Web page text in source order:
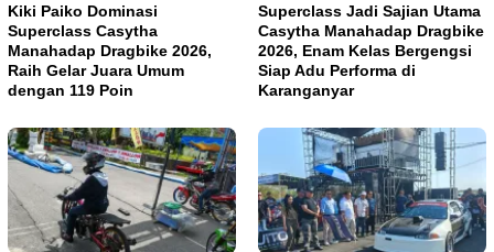
Kiki Paiko Dominasi
Superclass Casytha
Manahadap Dragbike 2026,
Raih Gelar Juara Umum
dengan 119 Poin
Superclass Jadi Sajian Utama
Casytha Manahadap Dragbike
2026, Enam Kelas Bergengsi
Siap Adu Performa di
Karanganyar